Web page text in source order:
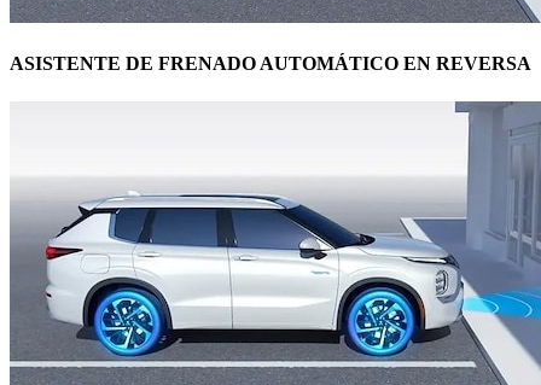
ASISTENTE DE FRENADO AUTOMÁTICO EN REVERSA